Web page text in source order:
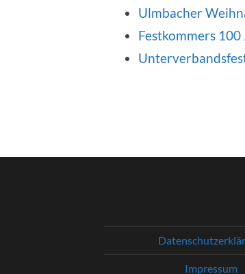
Ulmbacher
Festkommers 100
Impressum